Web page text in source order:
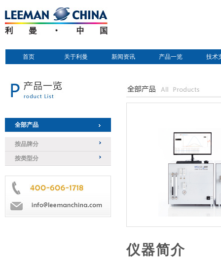
首页 关于利曼 新闻资讯 产品一览 技术
全部产品
按品牌分
按类型分
仪器简介